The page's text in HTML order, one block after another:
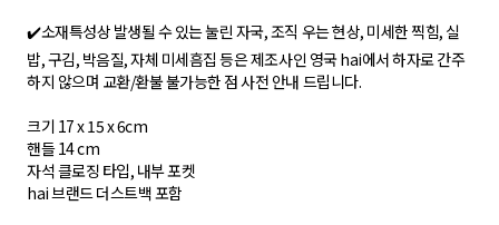
✔️소재특성상 발생될 수 있는 눌린 자국, 조직 우는 현상, 미세한 찍힘, 실
밥, 구김, 박음질, 자체 미세흠집 등은 제조사인 영국 hai에서 하자로 간주
하지 않으며 교환/환불 불가능한 점 사전 안내 드립니다.
크기 17 x 15 x 6cm
핸들 14 cm
자석 클로징 타입, 내부 포켓
hai 브랜드 더스트백 포함